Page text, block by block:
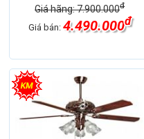
Giá hãng: 7.900.000đ
Giá bán: 4.490.000đ